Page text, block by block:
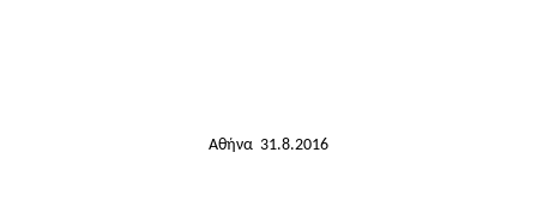
Αθήνα 31.8.2016